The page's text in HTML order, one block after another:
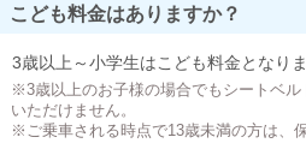
こども料金はありますか？
3歳以上～小学生はこども料金となりま
※3歳以上のお子様の場合でもシートベ
いただけません。
※ご乗車される時点で13歳未満の方は、